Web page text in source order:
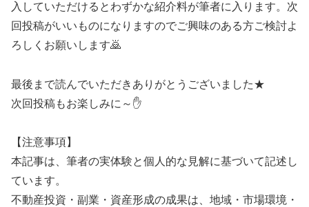
入していただけるとわずかな紹介料が筆者に入ります。次
回投稿がいいものになりますのでご興味のある方ご検討よ
ろしくお願いします🙇
最後まで読んでいただきありがとうございました★
次回投稿もお楽しみに～✋
【注意事項】
本記事は、筆者の実体験と個人的な見解に基づいて記述し
ています。
不動産投資・副業・資産形成の成果は、地域・市場環境・